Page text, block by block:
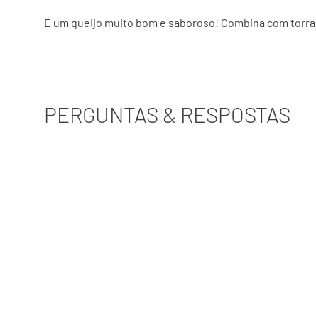
É um queijo muito bom e saboroso! Combina com
PERGUNTAS & RESPOSTAS